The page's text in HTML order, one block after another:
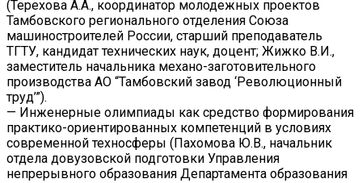
(Терехова А.А., координатор молодежных проектов
Тамбовского регионального отделения Союза
машиностроителей России, старший преподаватель
ТГТУ, кандидат технических наук, доцент; Жижко В.И.,
заместитель начальника механо-заготовительного
производства АО “Тамбовский завод ‘Революционный
труд’”).
— Инженерные олимпиады как средство формирования
практико-ориентированных компетенций в условиях
современной техносферы (Пахомова Ю.В., начальник
отдела довузовской подготовки Управления
непрерывного образования Департамента образования